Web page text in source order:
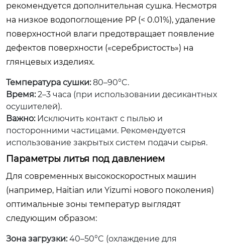
рекомендуется дополнительная сушка. Несмотря
на низкое водопоглощение PP (< 0.01%), удаление
поверхностной влаги предотвращает появление
дефектов поверхности («серебристость») на
глянцевых изделиях.
Температура сушки:80–90°C.
Время:2–3 часа (при использовании десикантных
осушителей).
Важно:Исключить контакт с пылью и
посторонними частицами. Рекомендуется
использование закрытых систем подачи сырья.
Параметры литья под давлением
Для современных высокоскоростных машин
(например, Haitian или Yizumi нового поколения)
оптимальные зоны температур выглядят
следующим образом:
Зона загрузки:40–50°C (охлаждение для